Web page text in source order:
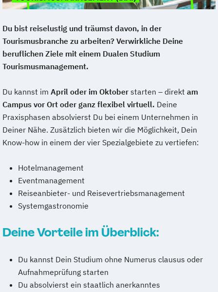
Du bist reiselustig und träumst davon, in der
Tourismusbranche zu arbeiten? Verwirkliche Deine
beruflichen Ziele mit einem Dualen Studium
Tourismusmanagement.
Du kannst im April oder im Oktober starten – direkt am
Campus vor Ort oder ganz flexibel virtuell. Deine
Praxisphasen absolvierst Du bei einem Unternehmen in
Deiner Nähe. Zusätzlich bieten wir die Möglichkeit, Dein
Know-how in einem der vier Spezialgebiete zu vertiefen:
Hotelmanagement
Eventmanagement
Reiseanbieter- und Reisevertriebsmanagement
Systemgastronomie
Deine Vorteile im Überblick:
Du kannst Dein Studium ohne Numerus clausus oder
Aufnahmeprüfung starten
Du absolvierst ein staatlich anerkanntes